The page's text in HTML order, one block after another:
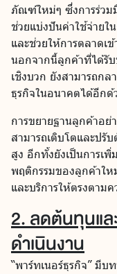
ภัณฑ์ใหม่ๆ ซึ่งการร่วม
ช่วยแบ่งปันค่าใช้จ่ายใ
และช่วยให้การตลาดเ
นอกจากนี้ลูกค้าที่ได้รับ
เชิงบวก ยังสามารถก
ธุรกิจในอนาคตได้อีกด้
การขยายฐานลูกค้าอ
สามารถเติบโตและปรั
สูง อีกทั้งยังเป็นการเพิ่
พฤติกรรมของลูกค้าให
และบริการให้ตรงตาม
2. ลดต้นทุนแ
ดำเนินงาน
“พาร์ทเนอร์ธุรกิจ” มี